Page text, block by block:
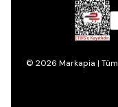
© 2026 Markapia | Tüm